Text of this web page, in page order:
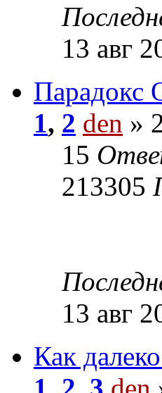
13 авг
Парадокс
1, 2 den »
15
213305
13 авг
Как